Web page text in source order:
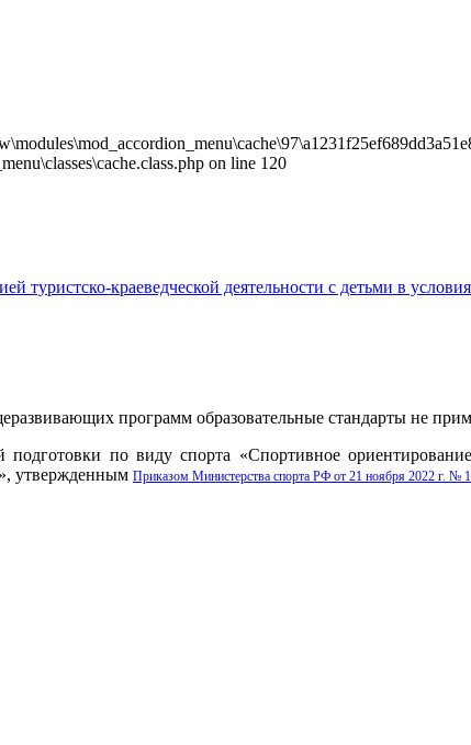
on line 120
программ образовательные стандарты не
подготовки по виду спорта «Спортивное
утвержденным Приказом Министерства спорта РФ от 21 ноября 2022 г. №